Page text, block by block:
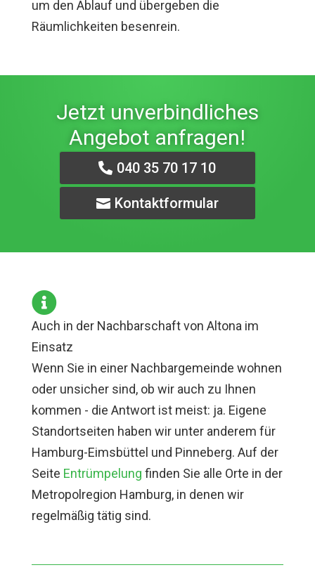
um den Ablauf und übergeben die
Räumlichkeiten besenrein.
Jetzt unverbindliches
Angebot anfragen!
040 35 70 17 10
Kontaktformular

Auch in der Nachbarschaft von Altona im
Einsatz
Wenn Sie in einer Nachbargemeinde wohnen
oder unsicher sind, ob wir auch zu Ihnen
kommen - die Antwort ist meist: ja. Eigene
Standortseiten haben wir unter anderem für
Hamburg-Eimsbüttel und Pinneberg. Auf der
Seite Entrümpelung finden Sie alle Orte in der
Metropolregion Hamburg, in denen wir
regelmäßig tätig sind.